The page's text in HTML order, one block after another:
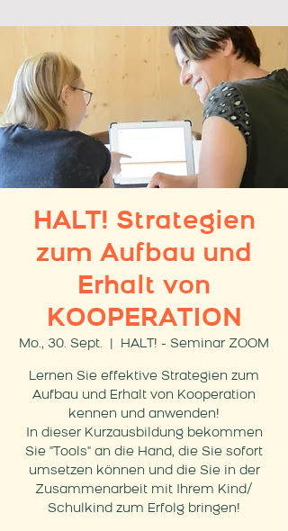
HALT! Strategien
zum Aufbau und
Erhalt von
KOOPERATION
Mo., 30. Sept. HALT! - Seminar ZOOM
Lernen Sie effektive Strategien zum
Aufbau und Erhalt von Kooperation
kennen und anwenden!
In dieser Kurzausbildung bekommen
Sie "Tools" an die Hand, die Sie sofort
umsetzen können und die Sie in der
Zusammenarbeit mit Ihrem Kind/
Schulkind zum Erfolg bringen!